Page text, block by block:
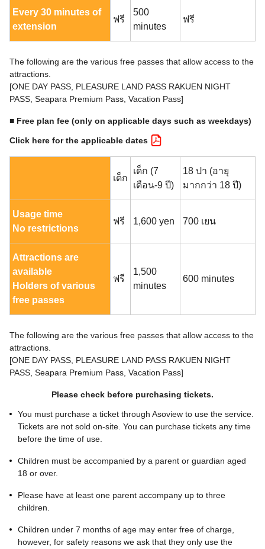
Every 30 minutes of
extension
ฟรี
500
minutes
ฟรี
The following are the various free passes that allow access to the
attractions.
[ONE DAY PASS, PLEASURE LAND PASS RAKUEN NIGHT
PASS, Seapara Premium Pass, Vacation Pass]
■ Free plan fee (only on applicable days such as weekdays)
Click here for the applicable dates
เด็ก
เด็ก (7
เดือน-9 ปี)
18 ปา (อายุ
มากกว่า 18 ปี)
Usage time
No restrictions
ฟรี 1,600 yen 700 เยน
Attractions are
available
Holders of various
free passes
ฟรี
1,500
minutes
600 minutes
The following are the various free passes that allow access to the
attractions.
[ONE DAY PASS, PLEASURE LAND PASS RAKUEN NIGHT
PASS, Seapara Premium Pass, Vacation Pass]
Please check before purchasing tickets.
You must purchase a ticket through Asoview to use the service.
Tickets are not sold on-site. You can purchase tickets any time
before the time of use.
Children must be accompanied by a parent or guardian aged
18 or over.
Please have at least one parent accompany up to three
children.
Children under 7 months of age may enter free of charge,
however, for safety reasons we ask that they only use the